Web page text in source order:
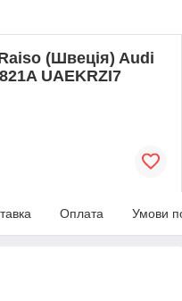
(Швеція) Audi
UAEKRZI7
Оплата Умови